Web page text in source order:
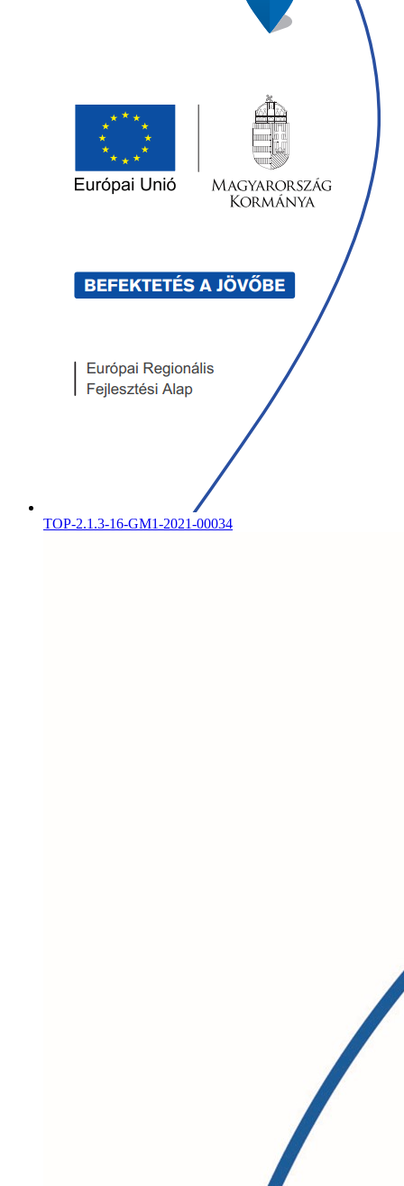
TOP-2.1.3-16-GM1-2021-00034